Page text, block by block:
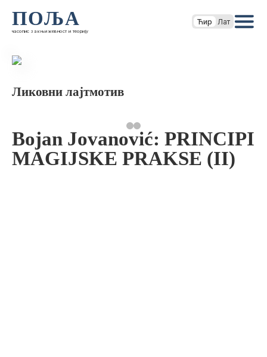
ПОЉА
часопис за књижевност и теорију
Ћир Лат
Ликовни лајтмотив
Bojan Jovanović: PRINCIPI
MAGIJSKE PRAKSE (II)